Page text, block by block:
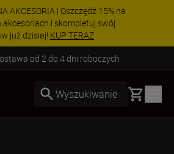
AKCESORIA | Oszczędź 15% na
i skompletuj swój
już dzisiaj! KUP TERAZ
od 2 do 4 dni roboczych
Wyszukiwanie Basket